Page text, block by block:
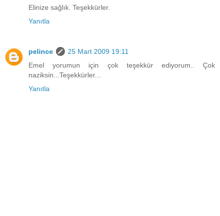
Elinize sağlık. Teşekkürler.
Yanıtla
pelince
25 Mart 2009 19:11
Emel yorumun için çok teşekkür ediyorum.. Çok
naziksin...Teşekkürler...
Yanıtla